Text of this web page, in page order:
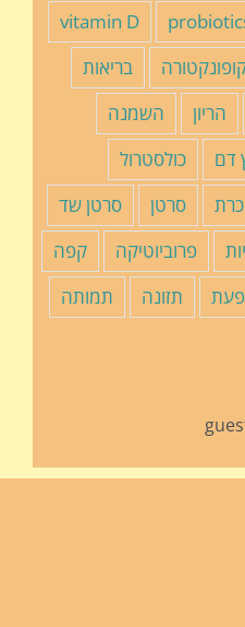
vitamin D
בריאות
הריון
השמנה
דם
כולסטרול
סרטן
סרטן שד
פרוביוטיקה
קפה
תזונה תמותה